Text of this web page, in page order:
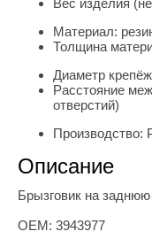
Вес изделия
Материал:
Толщина
Диаметр
Расстояние
отверстий)
Производство:
Описание
Брызговик на
OEM: 3943977